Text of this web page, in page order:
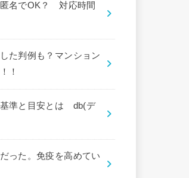
名でOK？ 対応時間
た判例も？マンション
！
準と目安とは db(デ
った。免疫を高めてい